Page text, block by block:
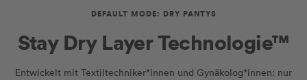
DEFAULT MODE: DRY PANTYS
Stay Dry Layer Technologie™
Entwickelt mit Textiltechniker*innen und Gynäkolog*innen: nur